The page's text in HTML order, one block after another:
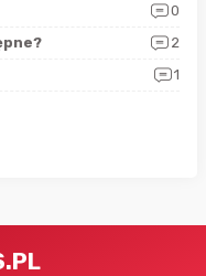
0
2
1